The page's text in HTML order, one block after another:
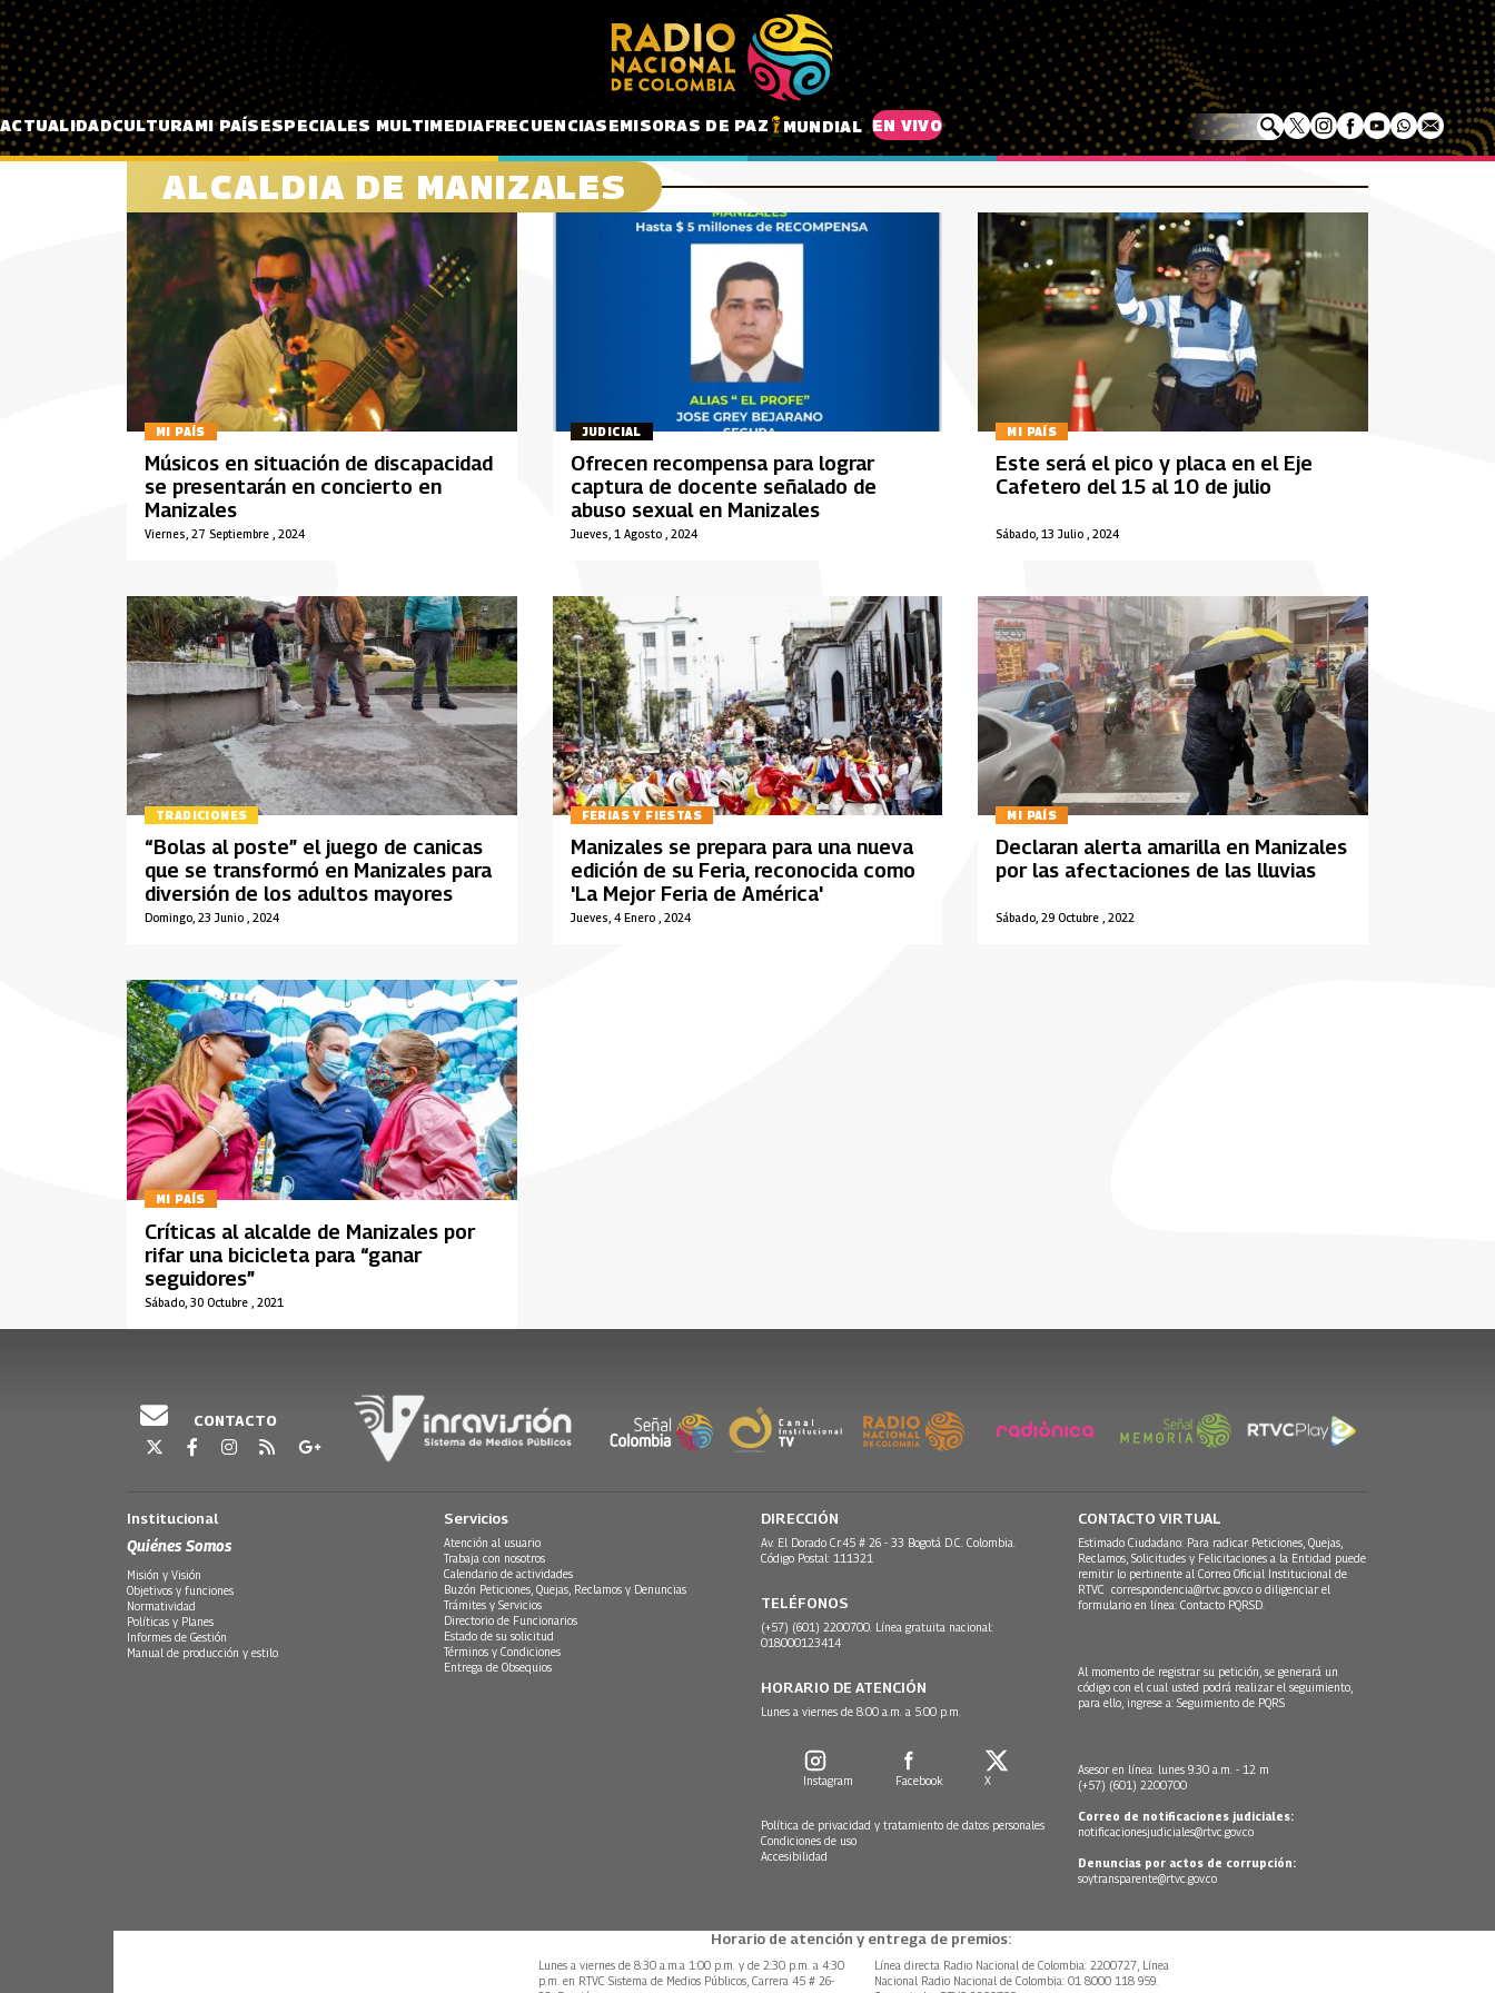
Pasar al contenido principal
ACTUALIDADCULTURAMI PAÍSESPECIALES MULTIMEDIAFRECUENCIASEMISORAS DE PAZ MUNDIAL EN VIVO
ALCALDIA DE MANIZALES
MI PAÍS
Viernes, 27 Septiembre , 2024
Músicos en situación de discapacidad
se presentarán en concierto en
Manizales
JUDICIAL
Jueves, 1 Agosto , 2024
Ofrecen recompensa para lograr
captura de docente señalado de
abuso sexual en Manizales
MI PAÍS
Sábado, 13 Julio , 2024
Este será el pico y placa en el Eje
Cafetero del 15 al 10 de julio
TRADICIONES
Domingo, 23 Junio , 2024
“Bolas al poste” el juego de canicas
que se transformó en Manizales para
diversión de los adultos mayores
FERIAS Y FIESTAS
Jueves, 4 Enero , 2024
Manizales se prepara para una nueva
edición de su Feria, reconocida como
'La Mejor Feria de América'
MI PAÍS
Sábado, 29 Octubre , 2022
Declaran alerta amarilla en Manizales
por las afectaciones de las lluvias
MI PAÍS
Sábado, 30 Octubre , 2021
Críticas al alcalde de Manizales por
rifar una bicicleta para “ganar
seguidores”
CONTACTO
Institucional
Quiénes Somos
Misión y Visión
Objetivos y funciones
Normatividad
Políticas y Planes
Informes de Gestión
Manual de producción y estilo
Servicios
Atención al usuario
Trabaja con nosotros
Calendario de actividades
Buzón Peticiones, Quejas, Reclamos y Denuncias
Trámites y Servicios
Directorio de Funcionarios
Estado de su solicitud
Términos y Condiciones
Entrega de Obsequios
DIRECCIÓN
Av. El Dorado Cr.45 # 26 - 33 Bogotá D.C. Colombia.
Código Postal: 111321
TELÉFONOS
(+57) (601) 2200700. Línea gratuita nacional:
018000123414
HORARIO DE ATENCIÓN
Lunes a viernes de 8:00 a.m. a 5:00 p.m.
Instagram Facebook X
Política de privacidad y tratamiento de datos personales
Condiciones de uso
Accesibilidad
CONTACTO VIRTUAL
Estimado Ciudadano: Para radicar Peticiones, Quejas,
Reclamos, Solicitudes y Felicitaciones a la Entidad puede
remitir lo pertinente al Correo Oficial Institucional de
RTVC correspondencia@rtvc.gov.co o diligenciar el
formulario en línea: Contacto PQRSD.
Al momento de registrar su petición, se generará un
código con el cual usted podrá realizar el seguimiento,
para ello, ingrese a: Seguimiento de PQRS
Asesor en línea: lunes 9:30 a.m. - 12 m
(+57) (601) 2200700
Correo de notificaciones judiciales:
notificacionesjudiciales@rtvc.gov.co
Denuncias por actos de corrupción:
soytransparente@rtvc.gov.co
Horario de atención y entrega de premios:
Lunes a viernes de 8:30 a.m.a 1:00 p.m. y de 2:30 p.m. a 4:30
p.m. en RTVC Sistema de Medios Públicos, Carrera 45 # 26-
Línea directa Radio Nacional de Colombia: 2200727, Línea
Nacional Radio Nacional de Colombia: 01 8000 118 959.